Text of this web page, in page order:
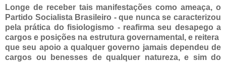
Longe de receber tais manifestações como ameaça, o
Partido Socialista Brasileiro - que nunca se caracterizou
pela prática do fisiologismo - reafirma seu desapego a
cargos e posições na estrutura governamental, e reitera
que seu apoio a qualquer governo jamais dependeu de
cargos ou benesses de qualquer natureza, e sim do